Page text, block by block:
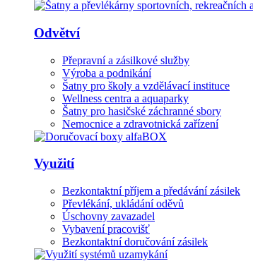
Odvětví
Přepravní a zásilkové služby
Výroba a podnikání
Šatny pro školy a vzdělávací instituce
Wellness centra a aquaparky
Šatny pro hasičské záchranné sbory
Nemocnice a zdravotnická zařízení
Využití
Bezkontaktní příjem a předávání zásilek
Převlékání, ukládání oděvů
Úschovny zavazadel
Vybavení pracovišť
Bezkontaktní doručování zásilek